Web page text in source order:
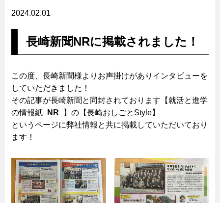
2024.02.01
長崎新聞NRに掲載されました！
この度、長崎新聞様よりお声掛けがありインタビューを
していただきました！
その記事が長崎新聞と同封されております【就活と進学
の情報紙
NR
】の【長崎おしごとStyle】
というページに弊社情報と共に掲載していただいており
ます！